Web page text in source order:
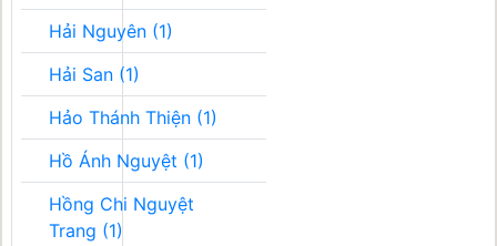
Hải Nguyên (1)
Hải San (1)
Hảo Thánh Thiện (1)
Hồ Ánh Nguyệt (1)
Hồng Chi Nguyệt
Trang (1)